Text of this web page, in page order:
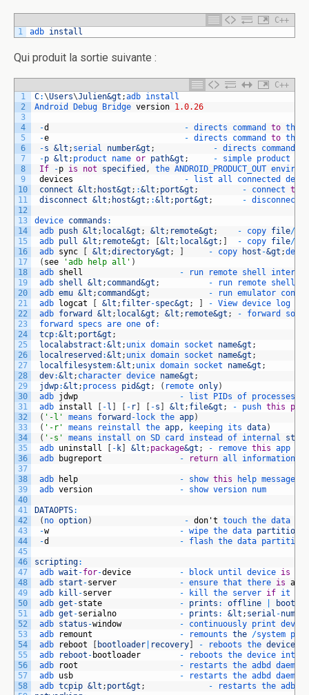
C++
1
adb install
Qui produit la sortie suivante :
C++
1
2
3
4
5
6
7
8
9
10
11
12
13
14
15
16
17
18
19
20
21
22
23
24
25
26
27
28
29
30
31
32
33
34
35
36
37
38
39
40
41
42
43
44
45
46
47
48
49
50
51
52
53
54
55
56
57
58
C:\Users\Julien&gt ;adb install
Android Debug Bridge version 1.0.26
-d - directs command to the
-e - directs command to the
-s &lt ; serial number&gt ; - directs command
-p &lt ; product name or path&gt ; - simple product
If
-p is not specified , the ANDROID_PRODUCT_OUT
devices
- list all connected
connect &lt ; host&gt ; :&lt ; port&gt ; - connect to
disconnect &lt ; host&gt ; :&lt ; port&gt ; - disconnect
device commands :
adb push &lt ; local&gt ; &lt ; remote&gt ; - copy file/
adb pull &lt ; remote&gt ; [&lt ; local&gt ; ] - copy file/
adb sync [ &lt ;directory&gt ; ] - copy host -&gt ;
( see 'adb help all' )
adb shell - run remote shell
adb shell &lt ; command&gt ; - run remote shell
adb emu &lt ; command&gt ; - run emulator
adb logcat [ &lt ; filter-spec&gt ; ] - View device log
adb forward &lt ; local&gt ; &lt ; remote&gt ; - forward
forward specs are one of:
tcp:&lt ; port&gt ;
localabstract :&lt ; unix domain socket name&gt ;
localreserved :&lt ; unix domain socket name&gt ;
localfilesystem:&lt ; unix domain socket name&gt ;
dev:&lt ; character device name&gt ;
jdwp:&lt ; process pid&gt ; ( remote only)
adb jdwp - list PIDs of processes
adb install [ -l ] [ - r] [ -s ] &lt ; file&gt ; - push this
( '-l' means forward -lock the app)
( '-r' means reinstall the app, keeping its data)
( '-s' means install on SD card instead of internal
adb uninstall [ - k] &lt ; package&gt ; - remove this app
adb
bugreport - return all information
adb help - show this help message
adb version - show version num
DATAOPTS:
( no option) - don 't touch the data
-w - wipe the data partition
-d - flash the data partition
scripting:
adb wait -for-device - block until device is
adb start -server - ensure that there is a
adb
kill -server - kill the server if it
adb get -state - prints : offline
adb get -serialno - prints : &lt ; serial -number
adb status -window - continuously print
adb
remount - remounts the /system
adb
reboot [ bootloader recovery] - reboots the device
adb
reboot - bootloader - reboots the device into
adb
root - restarts the adbd daemon
adb usb - restarts the adbd daemon
adb tcpip &lt ; port&gt ; - restarts the adbd